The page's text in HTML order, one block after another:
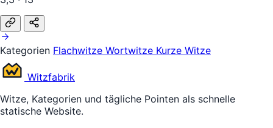
Kategorien Flachwitze Wortwitze Kurze Witze
Witzfabrik
Witze, Kategorien und tägliche Pointen als schnelle
statische Website.